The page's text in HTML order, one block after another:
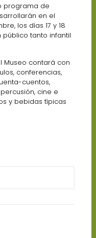
programa de
en el
los días 17 y 18
tanto infantil
Museo contará con
conferencias,
cuentos,
cine e
y bebidas típicas